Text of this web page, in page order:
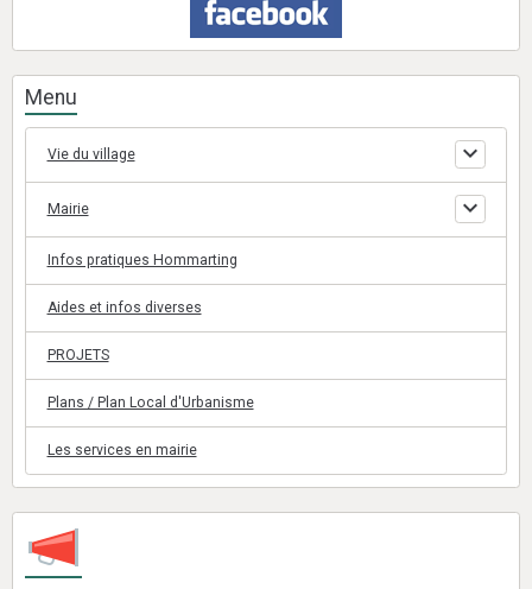
Menu
Vie du village
Mairie
Infos pratiques Hommarting
Aides et infos diverses
PROJETS
Plans / Plan Local d'Urbanisme
Les services en mairie